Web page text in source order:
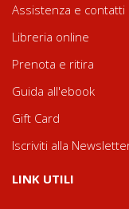
Assistenza e contatti
Libreria online
Prenota e ritira
Guida all'ebook
Gift Card
Iscriviti alla
LINK UTILI